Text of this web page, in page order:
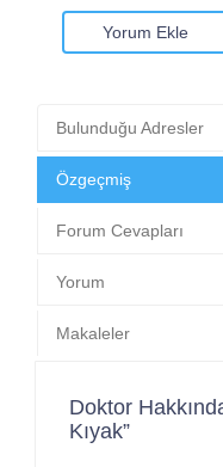
Yorum Ekle
Bulunduğu Adresler
Özgeçmiş
Forum Cevapları
Yorum
Makaleler
Doktor
Kıyak”